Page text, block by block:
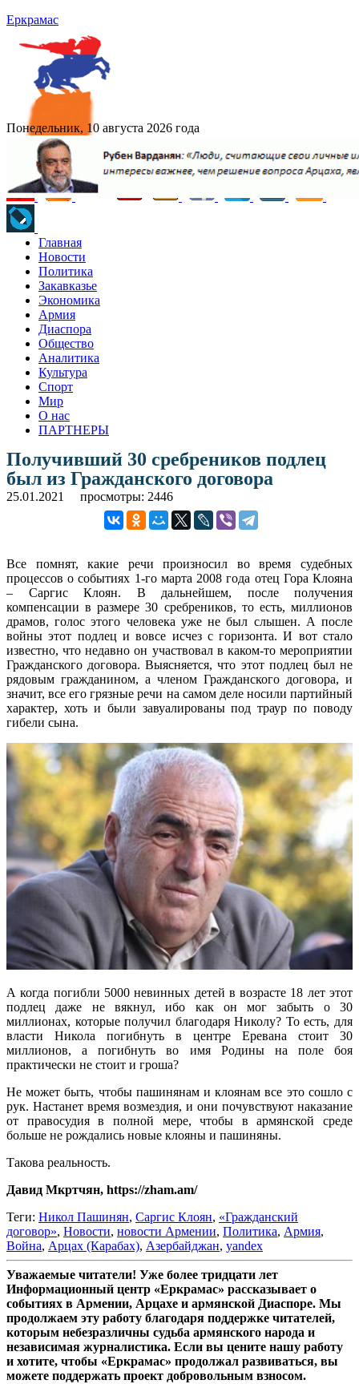
Еркрамас
Понедельник, 10 августа 2026 года
Главная
Новости
Политика
Закавказье
Экономика
Армия
Диаспора
Общество
Аналитика
Культура
Спорт
Мир
О нас
ПАРТНЕРЫ
Получивший 30 сребреников подлец
был из Гражданского договора
25.01.2021 просмотры: 2446
Все помнят, какие речи произносил во время судебных
процессов о событиях 1-го марта 2008 года отец Гора Клояна
– Саргис Клоян. В дальнейшем, после получения
компенсации в размере 30 сребреников, то есть, миллионов
драмов, голос этого человека уже не был слышен. А после
войны этот подлец и вовсе исчез с горизонта. И вот стало
известно, что недавно он участвовал в каком-то мероприятии
Гражданского договора. Выясняется, что этот подлец был не
рядовым гражданином, а членом Гражданского договора, и
значит, все его грязные речи на самом деле носили партийный
характер, хоть и были завуалированы под траур по поводу
гибели сына.
А когда погибли 5000 невинных детей в возрасте 18 лет этот
подлец даже не вякнул, ибо как он мог забыть о 30
миллионах, которые получил благодаря Николу? То есть, для
власти Никола погибнуть в центре Еревана стоит 30
миллионов, а погибнуть во имя Родины на поле боя
практически не стоит и гроша?
Не может быть, чтобы пашинянам и клоянам все это сошло с
рук. Настанет время возмездия, и они почувствуют наказание
от правосудия в полной мере, чтобы в армянской среде
больше не рождались новые клояны и пашиняны.
Такова реальность.
Давид Мкртчян, https://zham.am/
Теги: Никол Пашинян, Саргис Клоян, «Гражданский
договор», Новости, новости Армении, Политика, Армия,
Война, Арцах (Карабах), Азербайджан, yandex
Уважаемые читатели! Уже более тридцати лет
Информационный центр «Еркрамас» рассказывает о
событиях в Армении, Арцахе и армянской Диаспоре. Мы
продолжаем эту работу благодаря поддержке читателей,
которым небезразличны судьба армянского народа и
независимая журналистика. Если вы цените нашу работу
и хотите, чтобы «Еркрамас» продолжал развиваться, вы
можете поддержать проект добровольным взносом.